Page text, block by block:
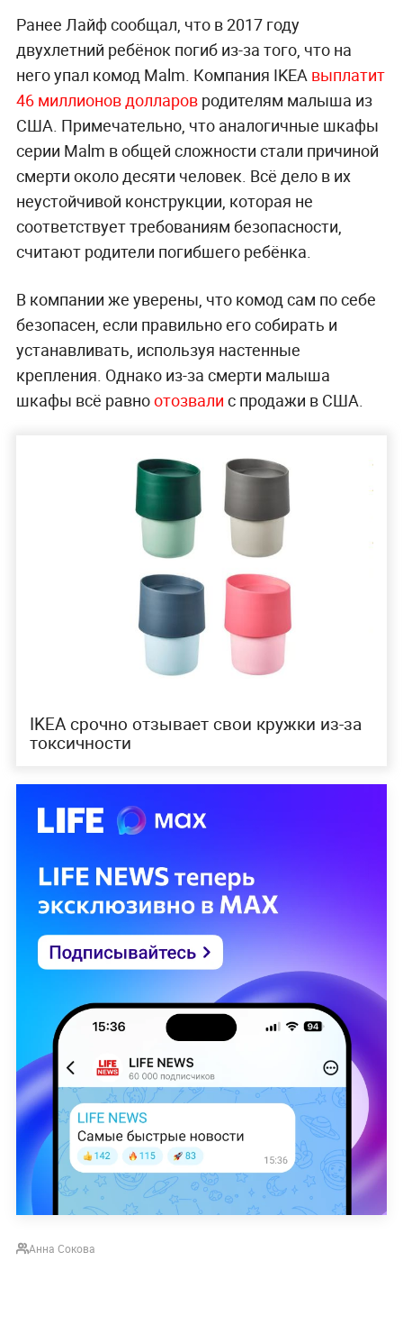
Ранее Лайф сообщал, что в 2017 году
двухлетний ребёнок погиб из-за того, что на
него упал комод Malm. Компания IKEA выплатит
46 миллионов долларовродителям малыша из
США. Примечательно, что аналогичные шкафы
серии Malm в общей сложности стали причиной
смерти около десяти человек. Всё дело в их
неустойчивой конструкции, которая не
соответствует требованиям безопасности,
считают родители погибшего ребёнка.
В компании же уверены, что комод сам по себе
безопасен, если правильно его собирать и
устанавливать, используя настенные
крепления. Однако из-за смерти малыша
шкафы всё равноотозвали с продажи в США.
IKEA срочно отзывает свои кружки из-за
токсичности
Анна Сокова